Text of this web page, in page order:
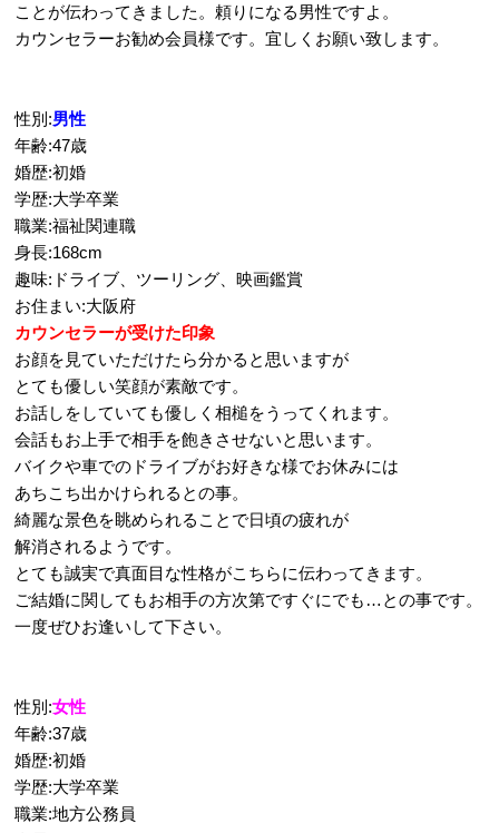
ことが伝わってきました。頼りになる男性ですよ。
カウンセラーお勧め会員様です。宜しくお願い致します。
性別:男性
年齢:47歳
婚歴:初婚
学歴:大学卒業
職業:福祉関連職
身長:168cm
趣味:ドライブ、ツーリング、映画鑑賞
お住まい:大阪府
カウンセラーが受けた印象
お顔を見ていただけたら分かると思いますが
とても優しい笑顔が素敵です。
お話しをしていても優しく相槌をうってくれます。
会話もお上手で相手を飽きさせないと思います。
バイクや車でのドライブがお好きな様でお休みには
あちこち出かけられるとの事。
綺麗な景色を眺められることで日頃の疲れが
解消されるようです。
とても誠実で真面目な性格がこちらに伝わってきます。
ご結婚に関してもお相手の方次第ですぐにでも…との事です。
一度ぜひお逢いして下さい。
性別:女性
年齢:37歳
婚歴:初婚
学歴:大学卒業
職業:地方公務員